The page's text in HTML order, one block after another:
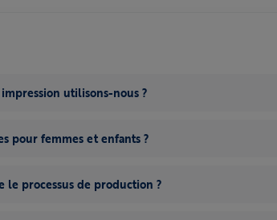
utilisons-nous ?
pour femmes et enfants ?
le processus de production ?